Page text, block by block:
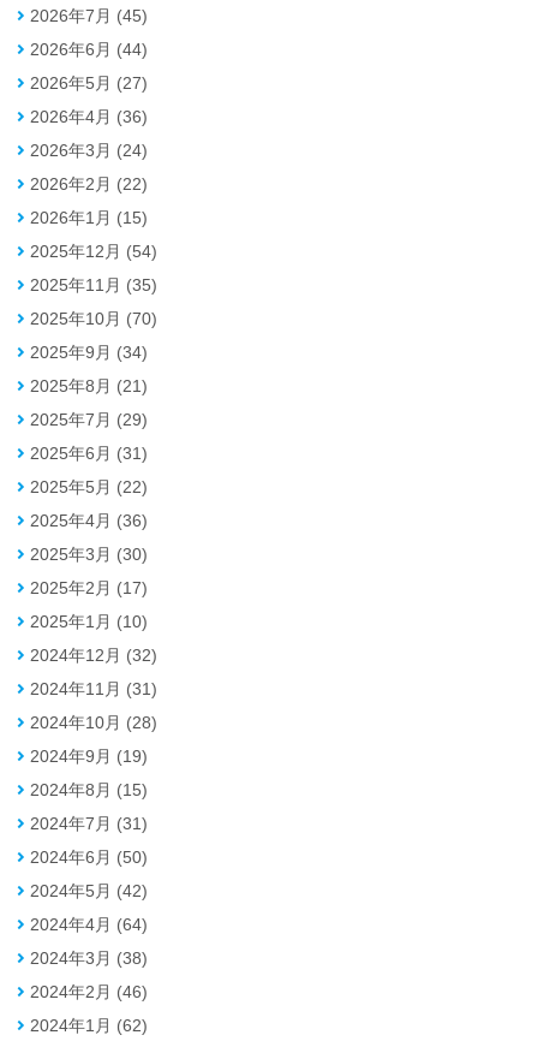
2026年7月 (45)
2026年6月 (44)
2026年5月 (27)
2026年4月 (36)
2026年3月 (24)
2026年2月 (22)
2026年1月 (15)
2025年12月 (54)
2025年11月 (35)
2025年10月 (70)
2025年9月 (34)
2025年8月 (21)
2025年7月 (29)
2025年6月 (31)
2025年5月 (22)
2025年4月 (36)
2025年3月 (30)
2025年2月 (17)
2025年1月 (10)
2024年12月 (32)
2024年11月 (31)
2024年10月 (28)
2024年9月 (19)
2024年8月 (15)
2024年7月 (31)
2024年6月 (50)
2024年5月 (42)
2024年4月 (64)
2024年3月 (38)
2024年2月 (46)
2024年1月 (62)